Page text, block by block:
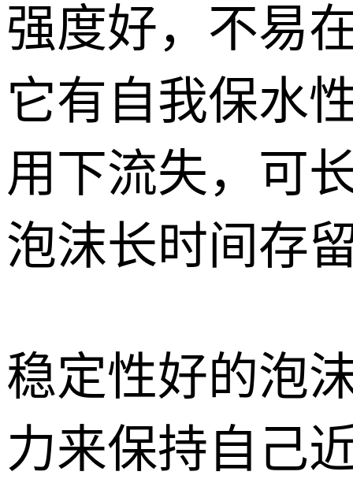
强度好，不易
它有自我保水
用下流失，可
泡沫长时间存
稳定性好的泡
力来保持自己